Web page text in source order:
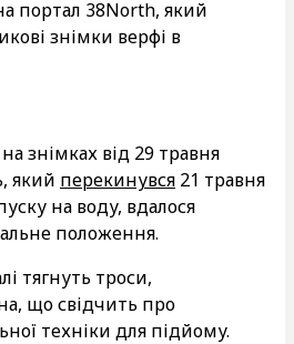
портал 38North, який
знімки верфі в
знімках від 29 травня
який перекинувся 21 травня
на воду, вдалося
положення.
тягнуть троси,
що свідчить про
техніки для підйому.